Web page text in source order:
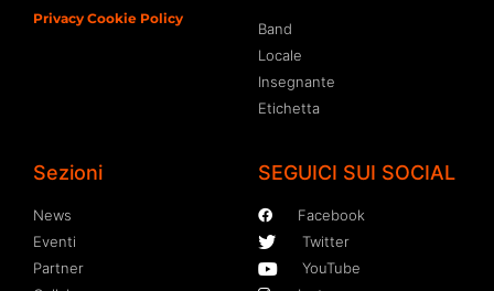
Privacy Cookie Policy
Band
Locale
Insegnante
Etichetta
Sezioni
News
Eventi
Partner
SEGUICI SUI SOCIAL
Facebook
Twitter
YouTube